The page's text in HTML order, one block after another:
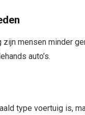
zijn mensen minder
auto’s.
type voertuig is,